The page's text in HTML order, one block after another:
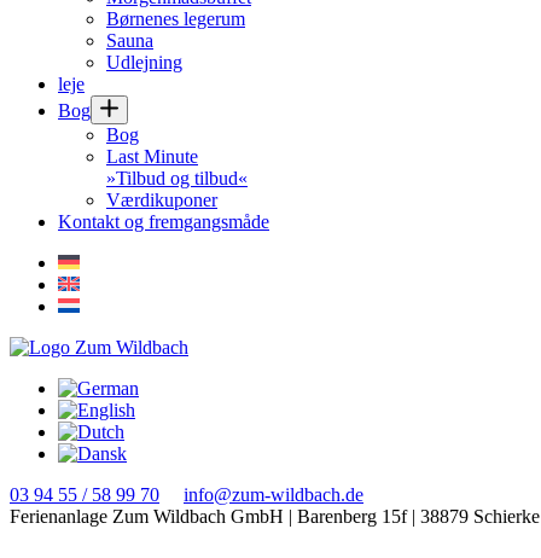
Børnenes legerum
Sauna
Udlejning
leje
Bog
Bog
Last Minute
»Tilbud og tilbud«
Værdikuponer
Kontakt og fremgangsmåde
03 94 55 / 58 99 70
info@zum-wildbach.de
Ferienanlage Zum Wildbach GmbH | Barenberg 15f | 38879 Schierke